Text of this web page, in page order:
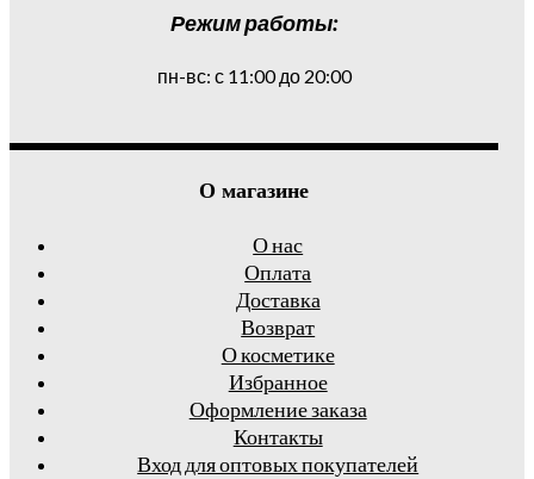
Режим работы:
пн-вс: с 11:00 до 20:00
О магазине
О нас
Оплата
Доставка
Возврат
О косметике
Избранное
Оформление заказа
Контакты
Вход для оптовых покупателей